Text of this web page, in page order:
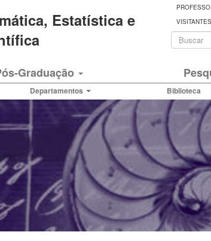
Estatística e
VISITANTES
Graduação
Departamentos Biblioteca